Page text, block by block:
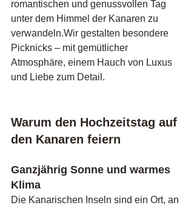
romantischen und genussvollen Tag
unter dem Himmel der Kanaren zu
verwandeln.Wir gestalten besondere
Picknicks – mit gemütlicher
Atmosphäre, einem Hauch von Luxus
und Liebe zum Detail.
Warum den Hochzeitstag auf
den Kanaren feiern
Ganzjährig Sonne und warmes
Klima
Die Kanarischen Inseln sind ein Ort, an